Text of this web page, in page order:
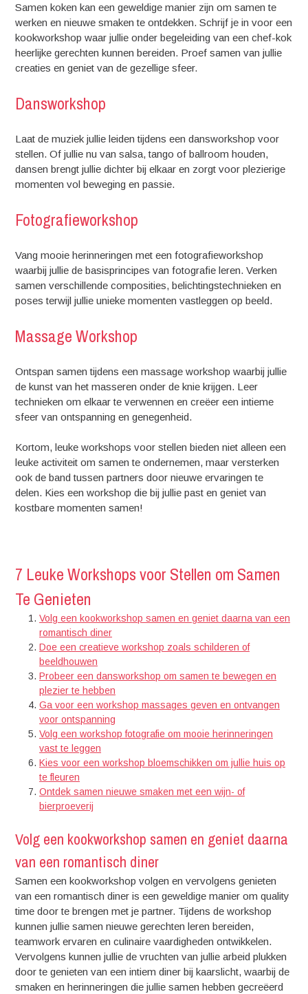
Samen koken kan een geweldige manier zijn om samen te
werken en nieuwe smaken te ontdekken. Schrijf je in voor een
kookworkshop waar jullie onder begeleiding van een chef-kok
heerlijke gerechten kunnen bereiden. Proef samen van jullie
creaties en geniet van de gezellige sfeer.
Dansworkshop
Laat de muziek jullie leiden tijdens een dansworkshop voor
stellen. Of jullie nu van salsa, tango of ballroom houden,
dansen brengt jullie dichter bij elkaar en zorgt voor plezierige
momenten vol beweging en passie.
Fotografieworkshop
Vang mooie herinneringen met een fotografieworkshop
waarbij jullie de basisprincipes van fotografie leren. Verken
samen verschillende composities, belichtingstechnieken en
poses terwijl jullie unieke momenten vastleggen op beeld.
Massage Workshop
Ontspan samen tijdens een massage workshop waarbij jullie
de kunst van het masseren onder de knie krijgen. Leer
technieken om elkaar te verwennen en creëer een intieme
sfeer van ontspanning en genegenheid.
Kortom, leuke workshops voor stellen bieden niet alleen een
leuke activiteit om samen te ondernemen, maar versterken
ook de band tussen partners door nieuwe ervaringen te
delen. Kies een workshop die bij jullie past en geniet van
kostbare momenten samen!
7 Leuke Workshops voor Stellen om Samen
Te Genieten
Volg een kookworkshop samen en geniet daarna van een
romantisch diner
Doe een creatieve workshop zoals schilderen of
beeldhouwen
Probeer een dansworkshop om samen te bewegen en
plezier te hebben
Ga voor een workshop massages geven en ontvangen
voor ontspanning
Volg een workshop fotografie om mooie herinneringen
vast te leggen
Kies voor een workshop bloemschikken om jullie huis op
te fleuren
Ontdek samen nieuwe smaken met een wijn- of
bierproeverij
Volg een kookworkshop samen en geniet daarna
van een romantisch diner
Samen een kookworkshop volgen en vervolgens genieten
van een romantisch diner is een geweldige manier om quality
time door te brengen met je partner. Tijdens de workshop
kunnen jullie samen nieuwe gerechten leren bereiden,
teamwork ervaren en culinaire vaardigheden ontwikkelen.
Vervolgens kunnen jullie de vruchten van jullie arbeid plukken
door te genieten van een intiem diner bij kaarslicht, waarbij de
smaken en herinneringen die jullie samen hebben gecreëerd